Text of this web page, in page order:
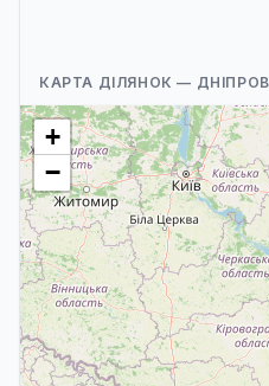
КАРТА ДІЛЯНОК —
+
−